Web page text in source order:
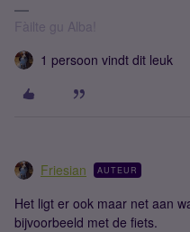
Fàilte gu Alba!
1 persoon vindt dit leuk
Friesian AUTEUR
Het ligt er ook maar net aan
bijvoorbeeld met de fiets.